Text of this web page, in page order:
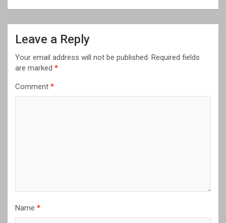
Leave a Reply
Your email address will not be published. Required fields
are marked *
Comment *
Name *